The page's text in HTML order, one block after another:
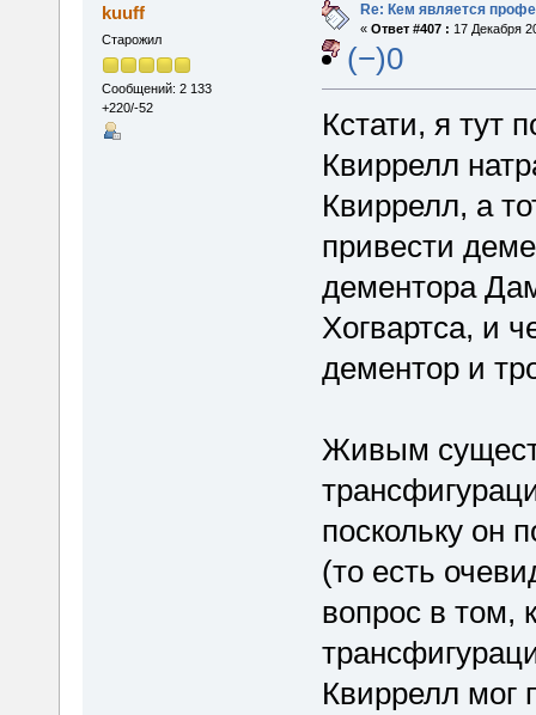
kuuff
Старожил
Сообщений: 2 133
+220/-52
Re: Кем является
« Ответ #407 : 17 Декабря
(−)0
Кстати, я тут
Квиррелл
Квиррелл, а
привести
дементора
Хогвартса, и
дементор и
Живым
поскольку он
(то есть
вопрос в том,
Квиррелл мог